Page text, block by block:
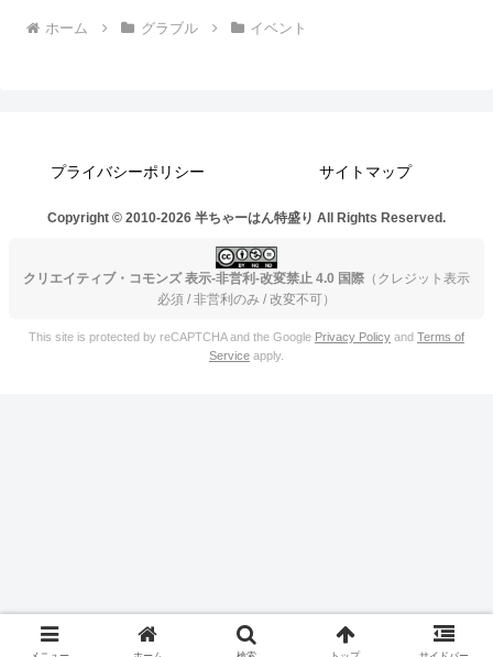
ホーム グラブル イベント
プライバシーポリシー サイトマップ
Copyright © 2010-2026 半ちゃーはん特盛り All Rights Reserved.
クリエイティブ・コモンズ 表示-非営利-改変禁止 4.0 国際 （クレジット表示
必須 / 非営利のみ / 改変不可）
This site is protected by reCAPTCHA and the Google Privacy Policy and Terms of
Service apply.